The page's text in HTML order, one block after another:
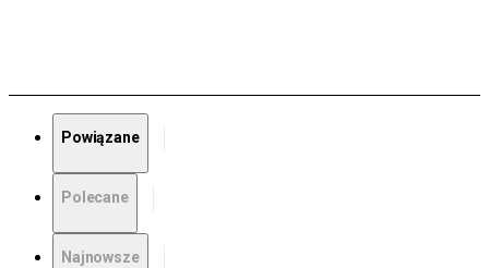
Powiązane
Polecane
Najnowsze